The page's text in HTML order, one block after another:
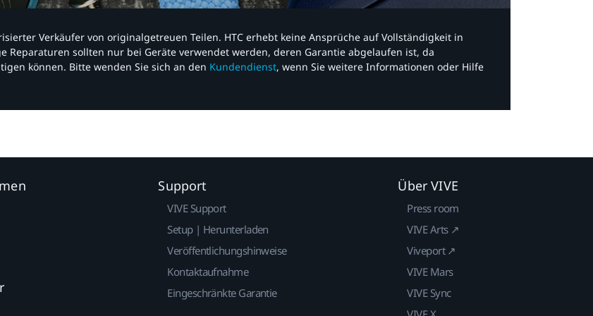
Verkäufer von originalgetreuen Teilen. HTC erhebt keine Ansprüche auf Vollständigkeit in
Reparaturen sollten nur bei Geräte verwendet werden, deren Garantie abgelaufen ist, da
können. Bitte wenden Sie sich an den Kundendienst, wenn Sie weitere Informationen oder Hilfe
Support
VIVE Support
Setup | Herunterladen
Veröffentlichungshinweise
Kontaktaufnahme
Eingeschränkte Garantie
Über VIVE
Press room
VIVE Arts ↗
Viveport ↗
VIVE Mars
VIVE Sync